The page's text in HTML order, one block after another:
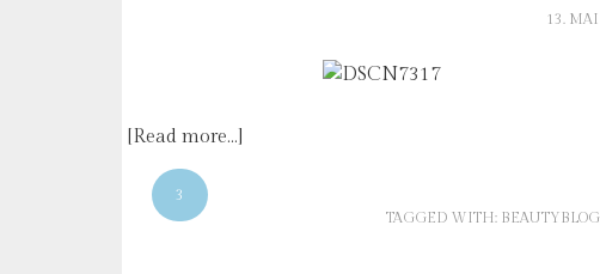
13.
[Read more…]
3
TAGGED WITH: BEAUTYBLOG